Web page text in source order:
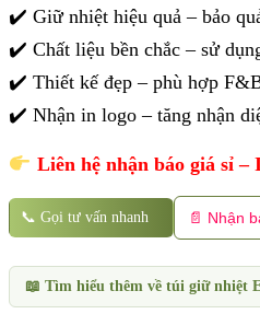
✔️ Giữ nhiệt hiệu quả – bảo
✔️ Chất liệu bền chắc – sử
✔️ Thiết kế đẹp – phù hợp
✔️ Nhận in logo – tăng nhận
Liên hệ nhận báo giá sỉ –
📞 Gọi tư vấn nhanh 📄 Nhận
📖 Tìm hiểu thêm về túi giữ nhiệt